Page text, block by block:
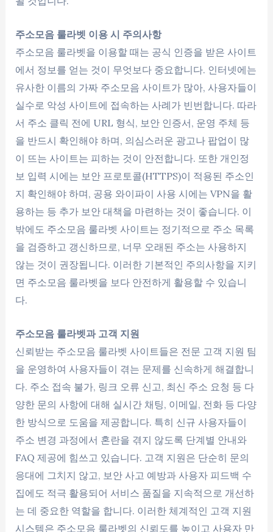
주소모음 룰라벳 이용 시 주의사항
주소모음 룰라벳을 이용할 때는 공식 인증을 받은 사이트
에서 정보를 얻는 것이 무엇보다 중요합니다. 인터넷에는
유사한 이름의 가짜 주소모음 사이트가 많아, 사용자들이
실수로 악성 사이트에 접속하는 사례가 빈번합니다. 따라
서 주소 클릭 전에 URL 형식, 보안 인증서, 운영 주체 등
을 반드시 확인해야 하며, 의심스러운 광고나 팝업이 많
이 뜨는 사이트는 피하는 것이 안전합니다. 또한 개인정
보 입력 시에는 보안 프로토콜(HTTPS)이 적용된 주소인
지 확인해야 하며, 공용 와이파이 사용 시에는 VPN을 활
용하는 등 추가 보안 대책을 마련하는 것이 좋습니다. 이
밖에도 주소모음 룰라벳 사이트는 정기적으로 주소 목록
을 검증하고 갱신하므로, 너무 오래된 주소는 사용하지
않는 것이 권장됩니다. 이러한 기본적인 주의사항을 지키
면 주소모음 룰라벳을 보다 안전하게 활용할 수 있습니
다.
주소모음 룰라벳과 고객 지원
신뢰받는 주소모음 룰라벳 사이트들은 전문 고객 지원 팀
을 운영하여 사용자들이 겪는 문제를 신속하게 해결합니
다. 주소 접속 불가, 링크 오류 신고, 최신 주소 요청 등 다
양한 문의 사항에 대해 실시간 채팅, 이메일, 전화 등 다양
한 방식으로 도움을 제공합니다. 특히 신규 사용자들이
주소 변경 과정에서 혼란을 겪지 않도록 단계별 안내와
FAQ 제공에 힘쓰고 있습니다. 고객 지원은 단순히 문의
응대에 그치지 않고, 보안 사고 예방과 사용자 피드백 수
집에도 적극 활용되어 서비스 품질을 지속적으로 개선하
는 데 중요한 역할을 합니다. 이러한 체계적인 고객 지원
시스템은 주소모음 룰라벳의 신뢰도를 높이고 사용자 만